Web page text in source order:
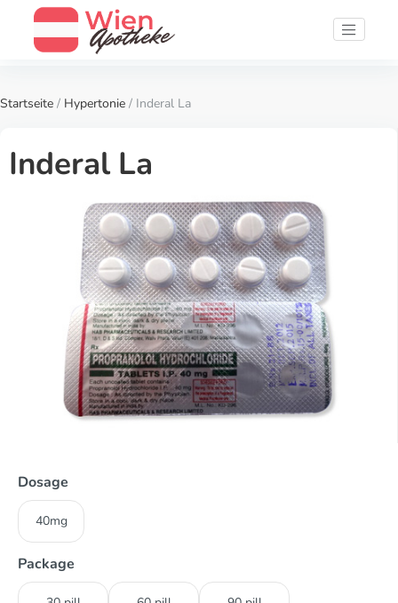
Startseite / Hypertonie / Inderal La
Inderal La
Dosage
40mg
Package